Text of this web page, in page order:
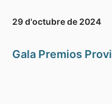
29 d'octubre de 2024
Gala Premios